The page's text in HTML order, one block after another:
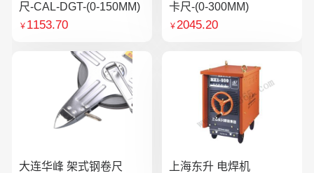
尺-CAL-DGT-(0-150MM)
￥ 1153.70
卡尺-(0-300MM)
￥2045.20
大连华峰 架式钢卷尺 上海东升 电焊机